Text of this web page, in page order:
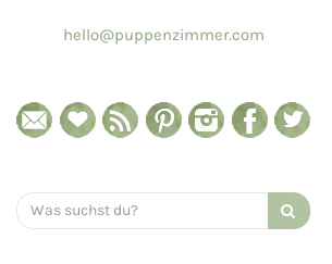
hello@puppenzimmer.com
Search
for: